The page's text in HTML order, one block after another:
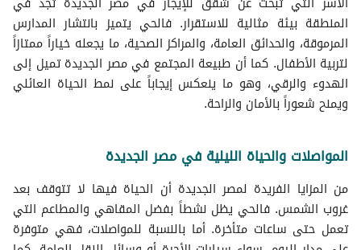
المنطقة بيئة مثالية للاستقرار. فالحي يتميز بانتشار المدارس
المرموقة، والحدائق العامة، والمراكز الصحية، ما يجعله خياراً ممتازاً
لتربية الأطفال. كما أن طبيعة المجتمع في مصر الجديدة تميل إلى
الهدوء والرقي، وهو ما ينعكس إيجاباً على نمط الحياة العائلي
ويمنح شعوراً بالأمان والراحة.
المواصلات والحياة الليلية في مصر الجديدة
من المزايا الفريدة لمصر الجديدة أن الحياة فيها لا تتوقف بعد
غروب الشمس. فالحي يظل نشطاً بفضل المقاهي والمطاعم التي
تعمل حتى ساعات متأخرة. أما بالنسبة للمواصلات، فهي متوفرة